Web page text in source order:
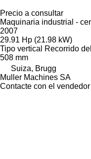
Precio a consultar
Maquinaria industrial -
2007
29.91 Hp (21.98 kW)
Tipo vertical Recorrido
508 mm
Suiza, Brugg
Muller Machines SA
Contacte con el vendedor